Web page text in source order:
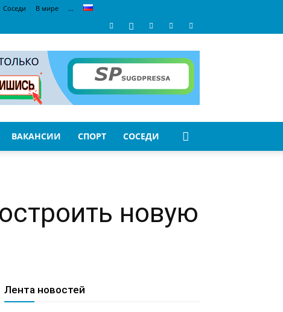
Соседи В мире …
ВАКАНСИИ СПОРТ СОСЕДИ
новую
Лента новостей